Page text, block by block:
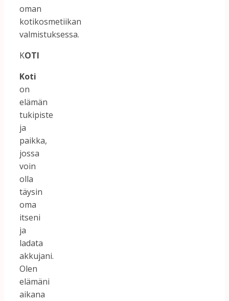
oman
kotikosmetiikan
valmistuksessa.
KOTI
Koti
on
elämän
tukipiste
ja
paikka,
jossa
voin
olla
täysin
oma
itseni
ja
ladata
akkujani.
Olen
elämäni
aikana